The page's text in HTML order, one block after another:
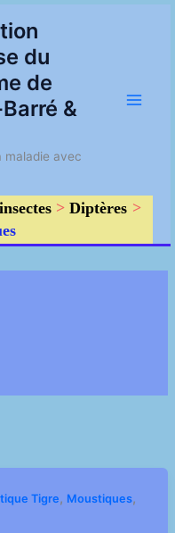
du
de
&
maladie avec
insectes
Diptères
Tigre, Moustiques,